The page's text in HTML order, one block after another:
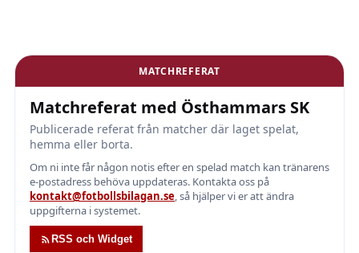
MATCHREFERAT
Matchreferat med Östhammars SK
Publicerade referat från matcher där laget spelat,
hemma eller borta.
Om ni inte får någon notis efter en spelad match kan tränarens
e-postadress behöva uppdateras. Kontakta oss på
kontakt@fotbollsbilagan.se, så hjälper vi er att ändra
uppgifterna i systemet.
RSS och Widget